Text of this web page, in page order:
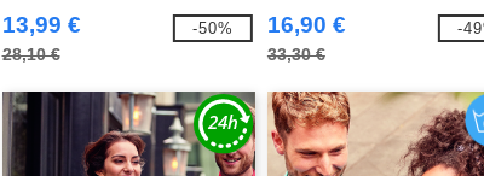
13,99 €
28,10 €
-50% 16,90 €
33,30 €
-